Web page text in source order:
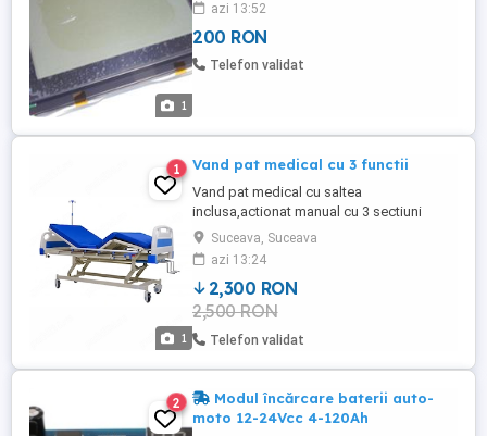
1
azi 13:52
200 RON
Telefon validat
1
1 Vand pat medical cu 3 functii
Vand pat medical cu saltea
inclusa,actionat manual cu 3 sectiuni
ajustabile. Patul este complet echipat cu
saltea, laterale de siguranta si suport
pentru perfuzii. Aceste produse sunt in
garantie si intr-o stare impecabila
deoarece au fost folosite foarte putin
timp. Pretul este de 2300 ron. Vand ...
Suceava, Suceava
azi 13:24
2,300 RON
2,500 RON
Telefon validat
2
Modul încărcare baterii auto-
moto 12-24Vcc 4-120Ah